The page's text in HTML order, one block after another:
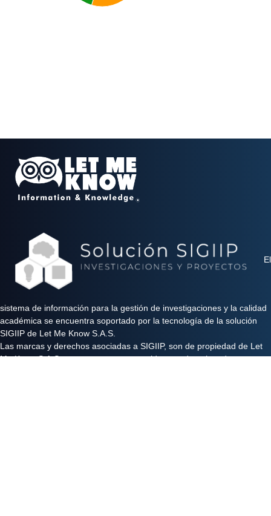
El
sistema de información para la gestión de investigaciones y la calidad
académica se encuentra soportado por la tecnología de la solución
SIGIIP de Let Me Know S.A.S.
Las marcas y derechos asociadas a SIGIIP, son de propiedad de Let
Me Know S.A.S y se encuentran protegidos por derechos de autor e